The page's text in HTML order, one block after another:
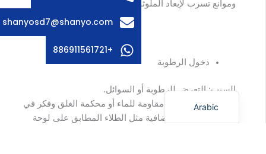
وموانع تسرب لإبعاد الملوثات.
دخول الرطوبة
السبب: التعرض للرطوبة أو السوائل.
الحل: استخدم قبابًا مقاومة للماء أو محكمة الغلق وفكر في
اتخاذ تدابير حماية إضافية مثل الطلاء المطابق على لوحة
shanyosd7@shanyo.com
+886911561721
Arabic
English
Japanese
Spanish